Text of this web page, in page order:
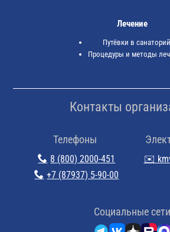
Лечение
Путёвки в санаторий
Процедуры и методы
Контакты
Телефоны
8 (800) 2000-451
+7 (87937) 5-90-00
✉️
Cоциальные сети